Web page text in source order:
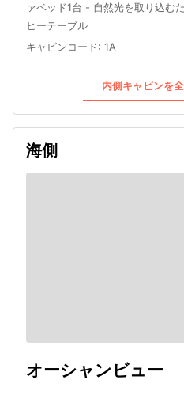
ァベッド1台 - 自然光を取り込む
ヒーテーブル
キャビンコード: 1A
内側キャビンを
海側
オーシャンビュー